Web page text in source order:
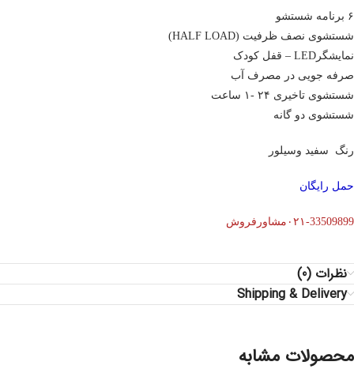
۶ برنامه شستشو
شستشوی نصف ظرفیت (HALF LOAD)
نمایشگرLED – قفل کودک
صرفه جویی در مصرف آب
شستشوی تاخیری ۲۴ -۱ ساعت
شستشوی دو گانه
رنگ سفید وسیلور
حمل رایگان
۰۲۱-33509899مشاورفروش
نظرات (0)
Shipping & Delivery
محصولات مشابه